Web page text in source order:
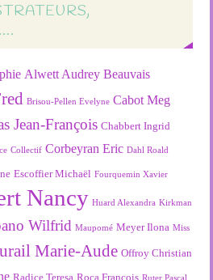
Alwett Audrey Beauvais
Brisou-Pellen Evelyne Cabot Meg
Jean-François Chabbert Ingrid
Collectif Corbeyran Eric Dahl Roald
Escoffier Michaël Fourquemin Xavier
Nancy Huard Alexandra Kirkman
Wilfrid Maupomé Meyer Ilona Miss
Marie-Aude Offroy Christian
Radice Teresa Roca François